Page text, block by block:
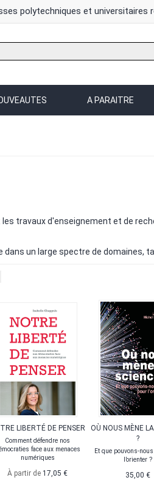
polytechniques et universitaires
sur
site
A PARAITRE
travaux d'enseignement et de
un large spectre de domaines,
LIBERTÉ DE PENSER
Comment défendre nos
face aux menaces
numériques
À partir de 17,05 €
OÙ NOUS MÈNE
?
Et que pouvons-
l’orienter ?
35,00 €